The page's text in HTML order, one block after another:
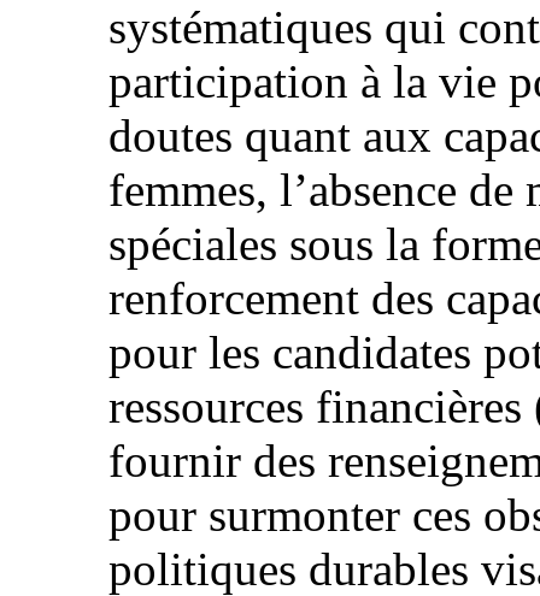
systématiques qui
participation à la vie
doutes quant aux
femmes, l’absence de
spéciales sous la
renforcement des
pour les candidates
ressources
fournir des
pour surmonter ces
politiques durables